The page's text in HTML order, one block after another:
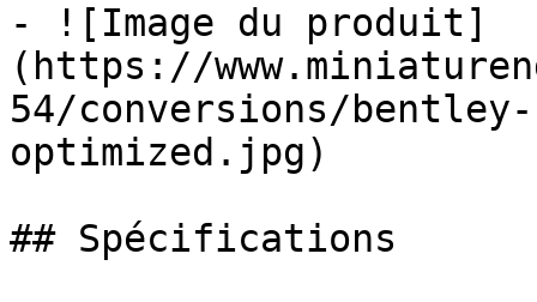
- ![Image du produit]
(https://
54/conversions/
optimized.jpg)
## Spécifications